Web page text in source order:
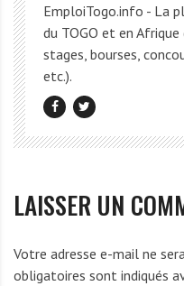
EmploiTogo.info - La
du TOGO et en
stages, bourses,
etc.).
LAISSER UN
Votre adresse e-mail ne
obligatoires sont indiqués